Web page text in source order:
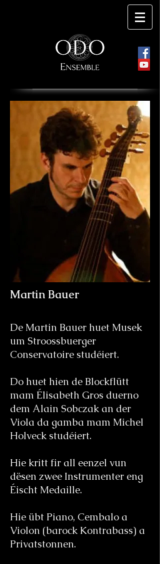
Martin Bauer
De Martin Bauer huet Musek
um Stroossbuerger
Conservatoire studéiert.
Do huet hien de Blockflütt
mam Élisabeth Gros duerno
dem Alain Sobczak an der
Viola da gamba mam Michel
Holveck studéiert.
Hie kritt fir all eenzel vun
dësen zwee Instrumenter eng
Éischt Medaille.
Hie übt Piano, Cembalo a
Violon (barock Kontrabass) a
Privatstonnen.